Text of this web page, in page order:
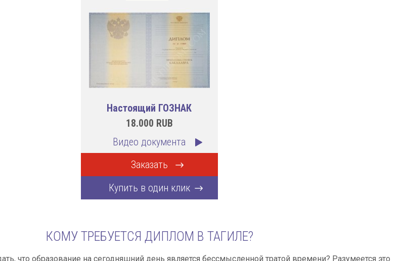
Настоящий ГОЗНАК
18.000 RUB
Видео документа
Заказать
Купить в один клик
КОМУ ТРЕБУЕТСЯ ДИПЛОМ В ТАГИЛЕ?
что образование на сегодняшний день является бессмысленной тратой времени? Разумеется это